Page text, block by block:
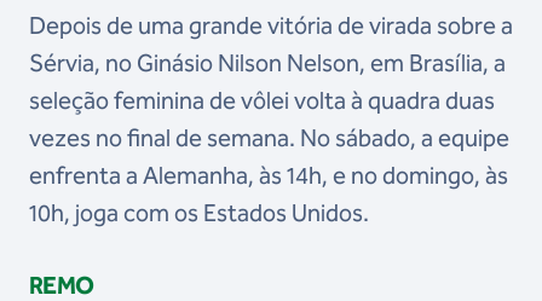
Depois de uma grande vitória de virada sobre a
Sérvia, no Ginásio Nilson Nelson, em Brasília, a
seleção feminina de vôlei volta à quadra duas
vezes no final de semana. No sábado, a equipe
enfrenta a Alemanha, às 14h, e no domingo, às
10h, joga com os Estados Unidos.
REMO